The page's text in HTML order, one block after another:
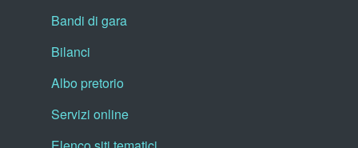
Bandi di gara
Bilanci
Albo pretorio
Servizi online